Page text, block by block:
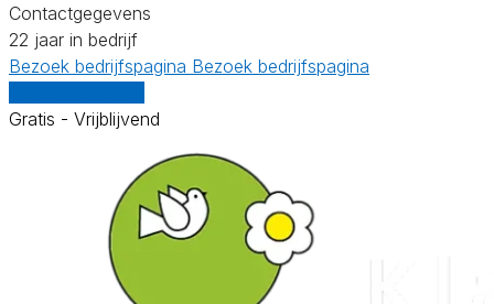
Contactgegevens
22 jaar in bedrijf
Bezoek bedrijfspagina Bezoek bedrijfspagina
Gratis - Vrijblijvend